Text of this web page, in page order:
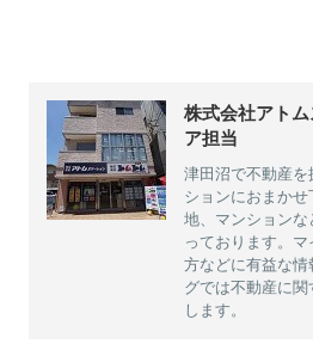
株式会社アト
ア担当
津田沼で不動産
ションにおまか
地、マンション
っております。
方などに有益な情
グでは不動産に
します。